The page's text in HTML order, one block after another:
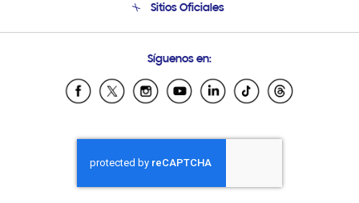
Soporte vía eMail
Sitios Oficiales
Samsung Ecuador
Samsung El Salvador
Samsung Honduras
Samsung Nicaragua
Samsung Panamá
Síguenos en: